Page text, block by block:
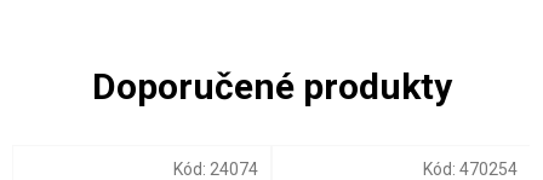
Kód: 24074 Kód: 470254